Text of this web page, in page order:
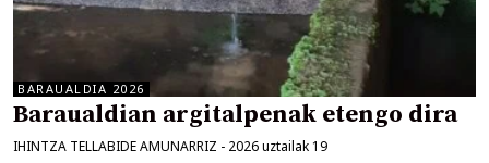
BARAUALDIA 2026
Baraualdian argitalpenak etengo dira
IHINTZA TELLABIDE AMUNARRIZ - 2026 uztailak 19